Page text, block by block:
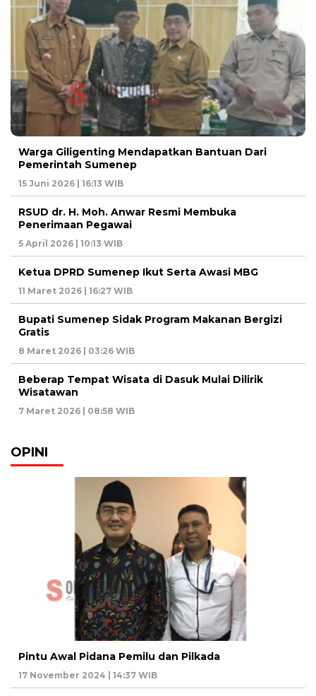
Warga Giligenting Mendapatkan Bantuan Dari
Pemerintah Sumenep
15 Juni 2026 | 16:13 WIB
RSUD dr. H. Moh. Anwar Resmi Membuka
Penerimaan Pegawai
5 April 2026 | 10:13 WIB
Ketua DPRD Sumenep Ikut Serta Awasi MBG
11 Maret 2026 | 16:27 WIB
Bupati Sumenep Sidak Program Makanan Bergizi
Gratis
8 Maret 2026 | 03:26 WIB
Beberap Tempat Wisata di Dasuk Mulai Dilirik
Wisatawan
7 Maret 2026 | 08:58 WIB
OPINI
Pintu Awal Pidana Pemilu dan Pilkada
17 November 2024 | 14:37 WIB